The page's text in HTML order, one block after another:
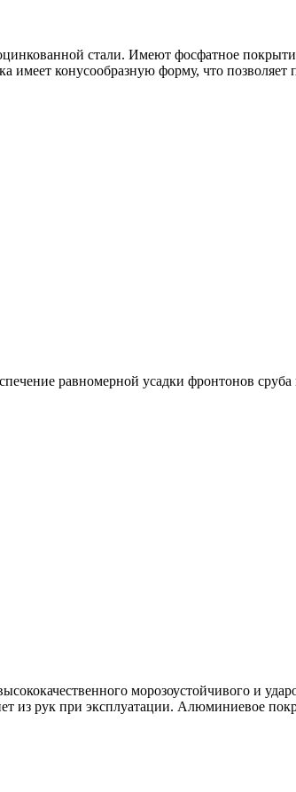
стали. Имеют фосфатное
конусообразную форму, что позволяет
равномерной усадки фронтонов
морозоустойчивого и
из рук при эксплуатации. Алюминиевое